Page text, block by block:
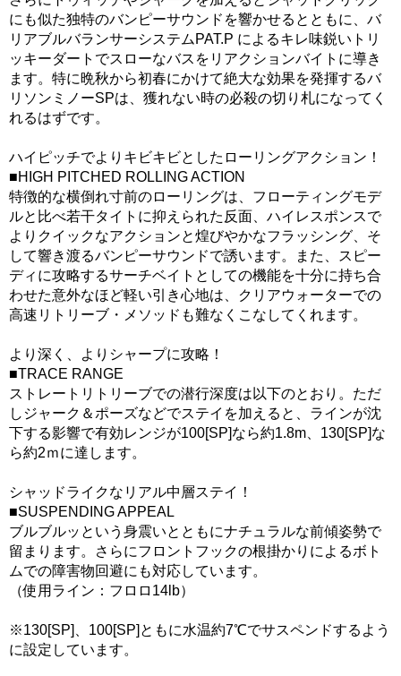
にも似た独特のバンピーサウンドを響かせるとともに、バ
リアブルバランサーシステムPAT.P によるキレ味鋭いトリ
ッキーダートでスローなバスをリアクションバイトに導き
ます。特に晩秋から初春にかけて絶大な効果を発揮するバ
リソンミノーSPは、獲れない時の必殺の切り札になってく
れるはずです。
ハイピッチでよりキビキビとしたローリングアクション！
■HIGH PITCHED ROLLING ACTION
特徴的な横倒れ寸前のローリングは、フローティングモデ
ルと比べ若干タイトに抑えられた反面、ハイレスポンスで
よりクイックなアクションと煌びやかなフラッシング、そ
して響き渡るバンピーサウンドで誘います。また、スピー
ディに攻略するサーチベイトとしての機能を十分に持ち合
わせた意外なほど軽い引き心地は、クリアウォーターでの
高速リトリーブ・メソッドも難なくこなしてくれます。
より深く、よりシャープに攻略！
■TRACE RANGE
ストレートリトリーブでの潜行深度は以下のとおり。ただ
しジャーク＆ポーズなどでステイを加えると、ラインが沈
下する影響で有効レンジが100[SP]なら約1.8m、130[SP]な
ら約2ｍに達します。
シャッドライクなリアル中層ステイ！
■SUSPENDING APPEAL
ブルブルッという身震いとともにナチュラルな前傾姿勢で
留まります。さらにフロントフックの根掛かりによるボト
ムでの障害物回避にも対応しています。
（使用ライン：フロロ14lb）
※130[SP]、100[SP]ともに水温約7℃でサスペンドするよう
に設定しています。